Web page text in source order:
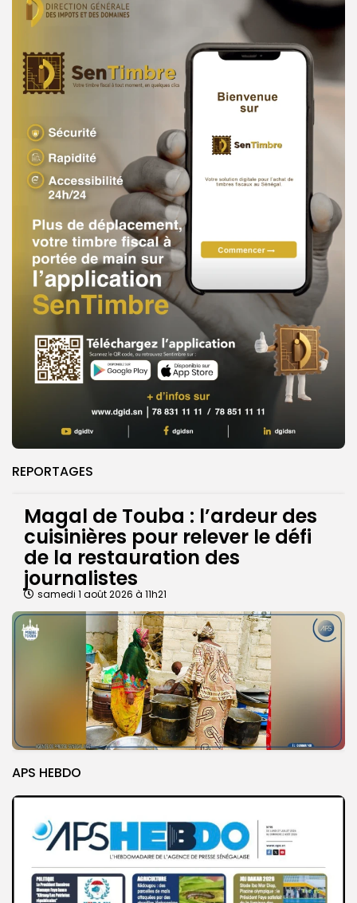
REPORTAGES
Magal de Touba : l’ardeur des
cuisinières pour relever le défi
de la restauration des
journalistes
samedi 1 août 2026 à 11h21
APS HEBDO